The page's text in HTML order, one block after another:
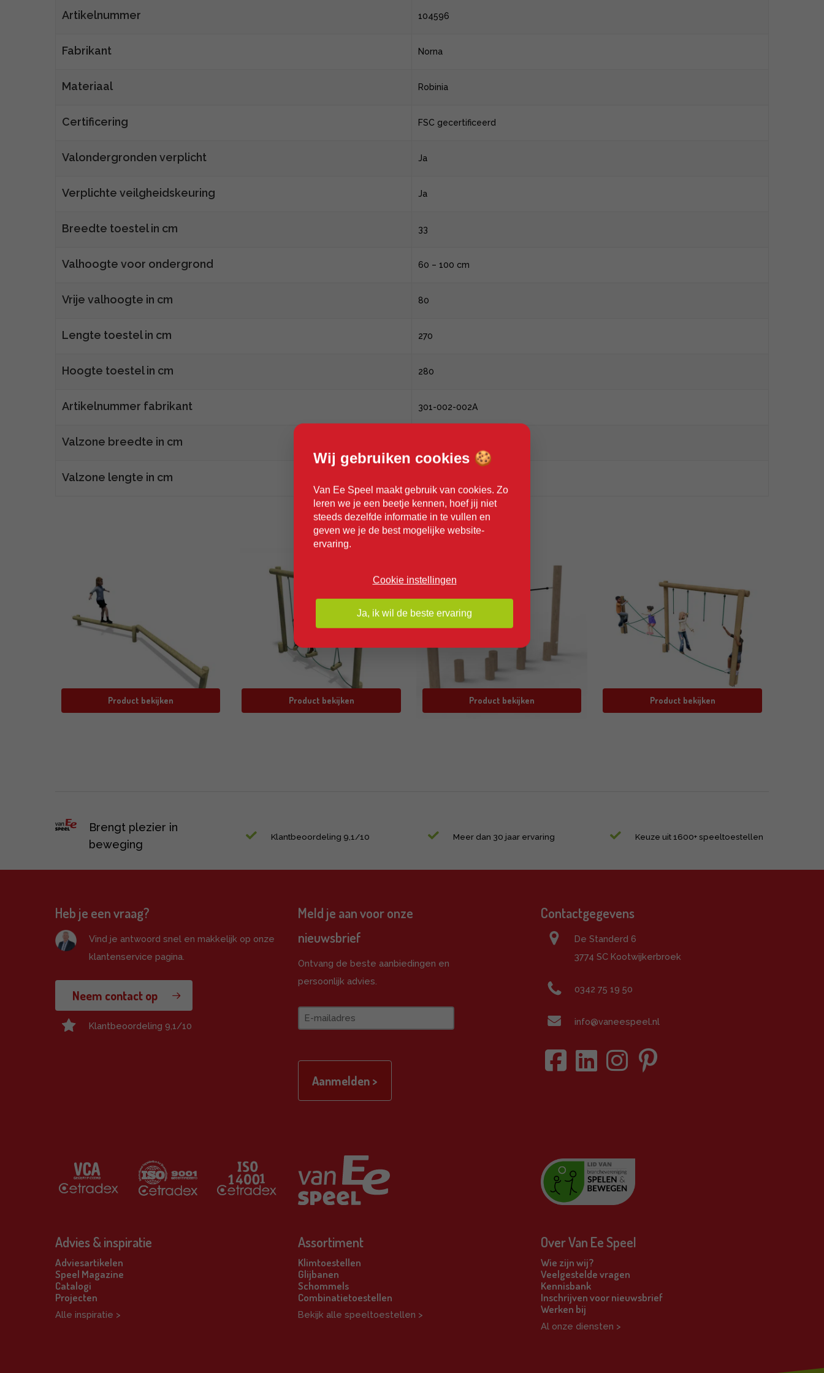
Artikelnummer 104596
Fabrikant Norna
Materiaal Robinia
Certificering FSC gecertificeerd
Valondergronden verplicht Ja
Verplichte veilgheidskeuring Ja
Breedte toestel in cm 33
Valhoogte voor ondergrond 60 – 100 cm
Vrije valhoogte in cm 80
Lengte toestel in cm 270
Hoogte toestel in cm 280
Artikelnummer fabrikant 301-002-002A
Valzone breedte in cm
Valzone lengte in cm
Product bekijken Product bekijken Product bekijken Product bekijken
Brengt plezier in
beweging
Klantbeoordeling 9,1/10 Meer dan 30 jaar ervaring Keuze uit 1600+ speeltoestellen
Heb je een vraag?
Vind je antwoord snel en makkelijk op onze
klantenservice pagina.
Neem contact op
Klantbeoordeling 9,1/10
Meld je aan voor onze
nieuwsbrief
Ontvang de beste aanbiedingen en
persoonlijk advies.
E-
mailadres
Contactgegevens
De Standerd 6
3774 SC Kootwijkerbroek
0342 75 19 50
info@vaneespeel.nl
Advies & inspiratie
Adviesartikelen
Speel Magazine
Catalogi
Projecten
Alle inspiratie >
Assortiment
Klimtoestellen
Glijbanen
Schommels
Combinatietoestellen
Bekijk alle speeltoestellen >
Over Van Ee Speel
Wie zijn wij?
Veelgestelde vragen
Kennisbank
Inschrijven voor nieuwsbrief
Werken bij
Al onze diensten >
Wij gebruiken cookies 🍪
Van Ee Speel maakt gebruik van cookies. Zo
leren we je een beetje kennen, hoef jij niet
steeds dezelfde informatie in te vullen en
geven we je de best mogelijke website-
ervaring.
Cookie instellingen
Ja, ik wil de beste ervaring